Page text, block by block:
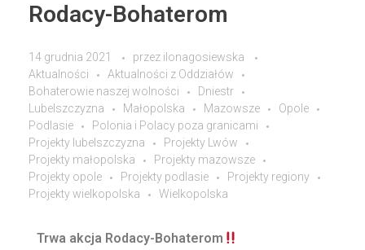
Rodacy-Bohaterom
14 grudnia 2021 przez ilonagosiewska
Aktualności
Aktualności z Oddziałów
Bohaterowie naszej wolności
Dniestr
Lubelszczyzna
Małopolska Mazowsze
Opole
Podlasie
Polonia i Polacy poza granicami
Projekty lubelszczyzna
Projekty Lwów
Projekty małopolska
Projekty mazowsze
Projekty opole
Projekty podlasie
Projekty regiony
Projekty wielkopolska
Wielkopolska
Trwa akcja Rodacy-Bohaterom